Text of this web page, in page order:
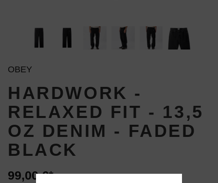
OBEY
HARDWORK -
RELAXED FIT - 13,5
OZ DENIM - FADED
BLACK
99,00 €*